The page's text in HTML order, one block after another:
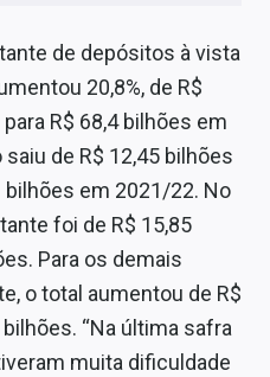
de depósitos à vista
20,8%, de R$
R$ 68,4 bilhões em
de R$ 12,45 bilhões
bilhões em 2021/22. No
foi de R$ 15,85
Para os demais
o total aumentou de R$
“Na última safra
muita dificuldade